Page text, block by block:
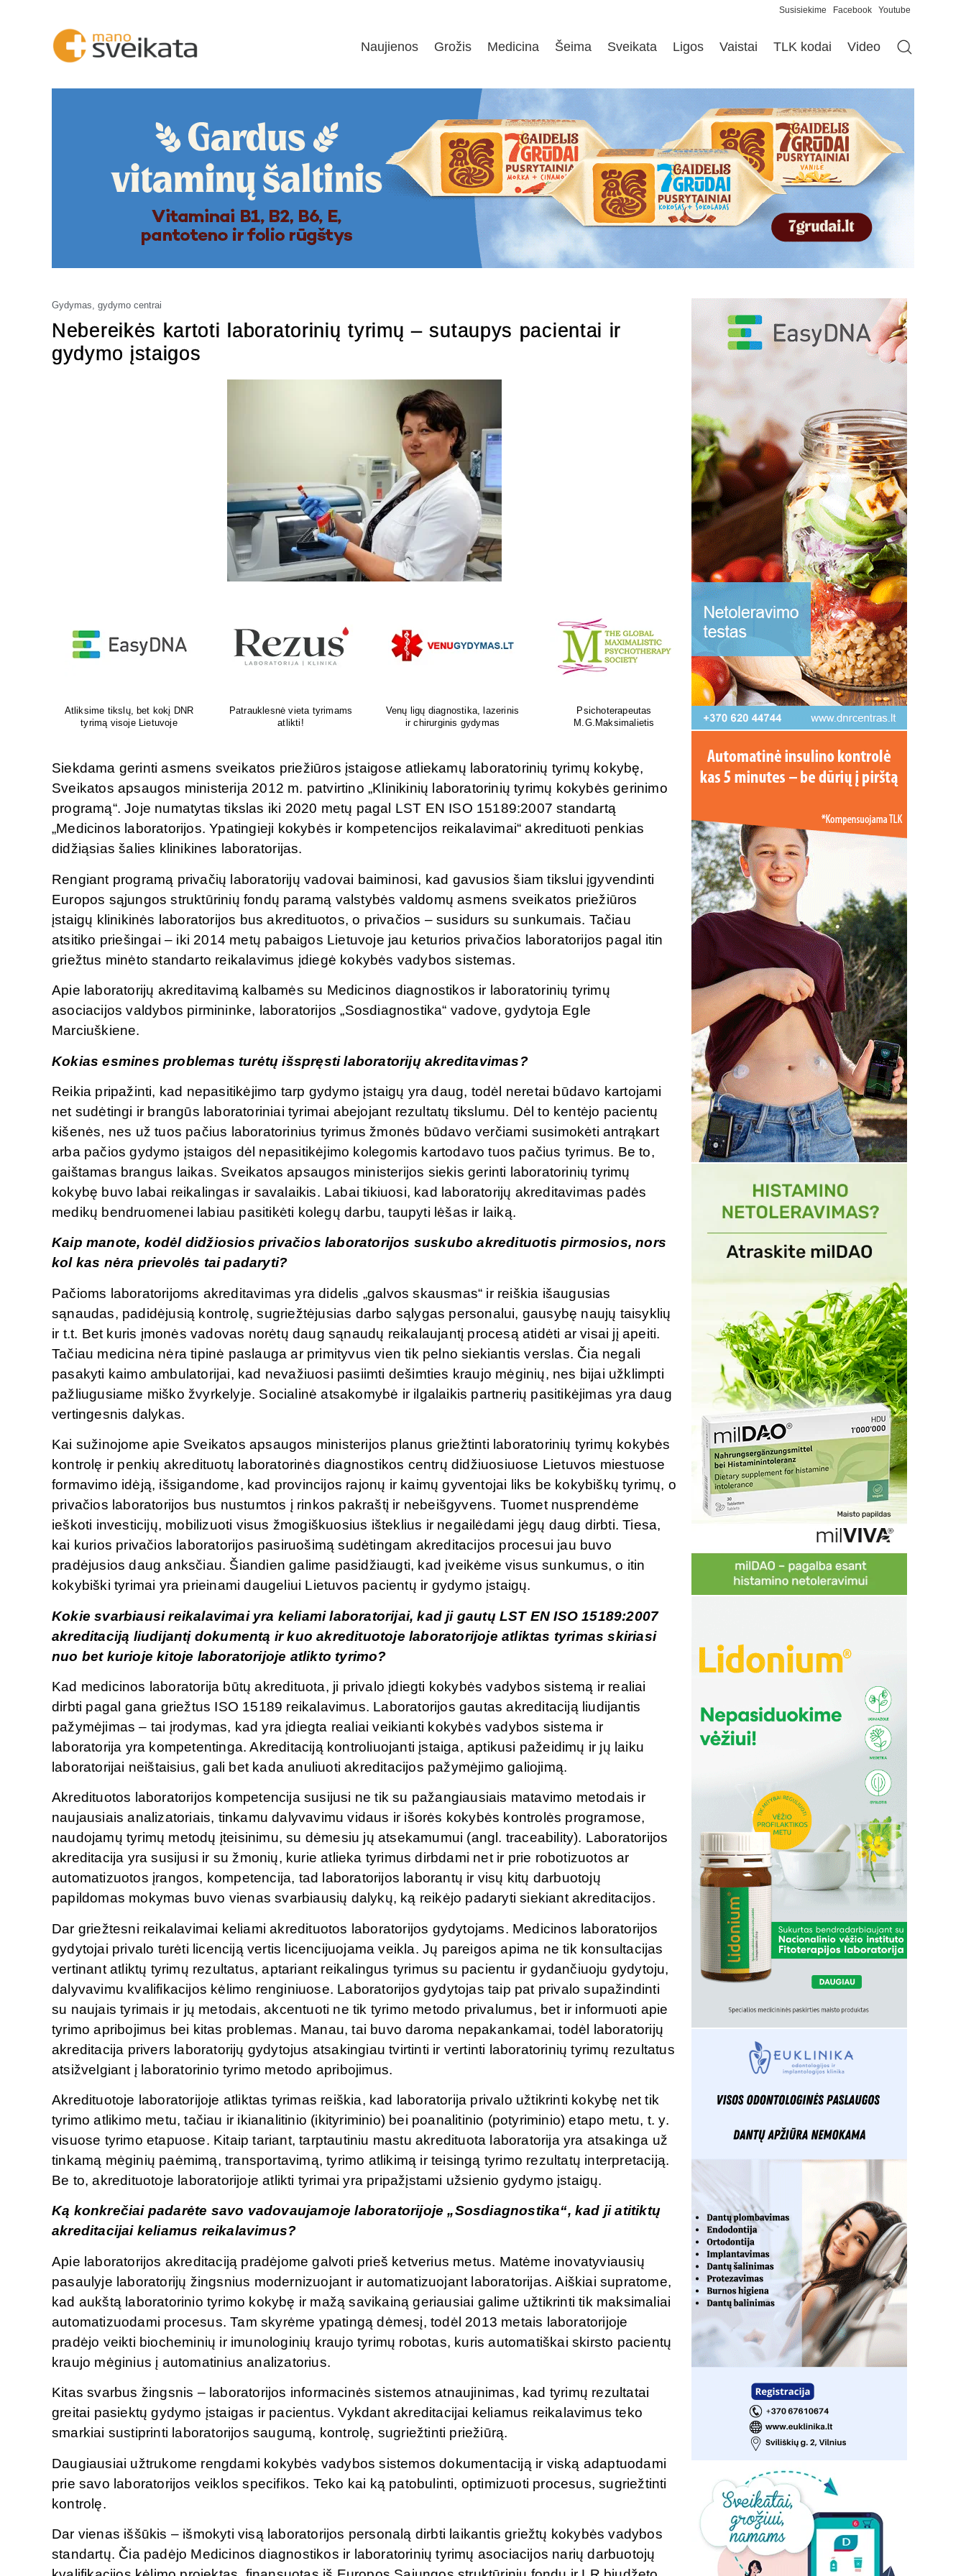
Susisiekime Facebook Youtube
Naujienos Grožis Medicina Šeima Sveikata Ligos Vaistai TLK kodai Video
Gydymas, gydymo centrai
Nebereikės kartoti laboratorinių tyrimų – sutaupys pacientai ir
gydymo įstaigos
Venų ligų diagnostika, lazerinis
ir chirurginis gydymas
Psichoterapeutas
M.G.Maksimalietis
Ortopedijos priemonių gamyba ir
individualus pritaikymas
Atliksime tikslų, bet kokį DNR
tyrimą visoje Lietuvoje
atlikti!
Siekdama gerinti asmens sveikatos priežiūros įstaigose atliekamų laboratorinių tyrimų kokybę,
Sveikatos apsaugos ministerija 2012 m. patvirtino „Klinikinių laboratorinių tyrimų kokybės gerinimo
programą“. Joje numatytas tikslas iki 2020 metų pagal LST EN ISO 15189:2007 standartą
„Medicinos laboratorijos. Ypatingieji kokybės ir kompetencijos reikalavimai“ akredituoti penkias
didžiąsias šalies klinikines laboratorijas.
Rengiant programą privačių laboratorijų vadovai baiminosi, kad gavusios šiam tikslui įgyvendinti
Europos sąjungos struktūrinių fondų paramą valstybės valdomų asmens sveikatos priežiūros
įstaigų klinikinės laboratorijos bus akredituotos, o privačios – susidurs su sunkumais. Tačiau
atsitiko priešingai – iki 2014 metų pabaigos Lietuvoje jau keturios privačios laboratorijos pagal itin
griežtus minėto standarto reikalavimus įdiegė kokybės vadybos sistemas.
Apie laboratorijų akreditavimą kalbamės su Medicinos diagnostikos ir laboratorinių tyrimų
asociacijos valdybos pirmininke, laboratorijos „Sosdiagnostika“ vadove, gydytoja Egle
Marciuškiene.
Kokias esmines problemas turėtų išspręsti laboratorijų akreditavimas?
Reikia pripažinti, kad nepasitikėjimo tarp gydymo įstaigų yra daug, todėl neretai būdavo kartojami
net sudėtingi ir brangūs laboratoriniai tyrimai abejojant rezultatų tikslumu. Dėl to kentėjo pacientų
kišenės, nes už tuos pačius laboratorinius tyrimus žmonės būdavo verčiami susimokėti antrąkart
arba pačios gydymo įstaigos dėl nepasitikėjimo kolegomis kartodavo tuos pačius tyrimus. Be to,
gaištamas brangus laikas. Sveikatos apsaugos ministerijos siekis gerinti laboratorinių tyrimų
kokybę buvo labai reikalingas ir savalaikis. Labai tikiuosi, kad laboratorijų akreditavimas padės
medikų bendruomenei labiau pasitikėti kolegų darbu, taupyti lėšas ir laiką.
Kaip manote, kodėl didžiosios privačios laboratorijos suskubo akredituotis pirmosios, nors
kol kas nėra prievolės tai padaryti?
Pačioms laboratorijoms akreditavimas yra didelis „galvos skausmas“ ir reiškia išaugusias
sąnaudas, padidėjusią kontrolę, sugriežtėjusias darbo sąlygas personalui, gausybę naujų taisyklių
ir t.t. Bet kuris įmonės vadovas norėtų daug sąnaudų reikalaujantį procesą atidėti ar visai jį apeiti.
Tačiau medicina nėra tipinė paslauga ar primityvus vien tik pelno siekiantis verslas. Čia negali
pasakyti kaimo ambulatorijai, kad nevažiuosi pasiimti dešimties kraujo mėginių, nes bijai užklimpti
pažliugusiame miško žvyrkelyje. Socialinė atsakomybė ir ilgalaikis partnerių pasitikėjimas yra daug
vertingesnis dalykas.
Kai sužinojome apie Sveikatos apsaugos ministerijos planus griežtinti laboratorinių tyrimų kokybės
kontrolę ir penkių akredituotų laboratorinės diagnostikos centrų didžiuosiuose Lietuvos miestuose
formavimo idėją, išsigandome, kad provincijos rajonų ir kaimų gyventojai liks be kokybiškų tyrimų, o
privačios laboratorijos bus nustumtos į rinkos pakraštį ir nebeišgyvens. Tuomet nusprendėme
ieškoti investicijų, mobilizuoti visus žmogiškuosius išteklius ir negailėdami jėgų daug dirbti. Tiesa,
kai kurios privačios laboratorijos pasiruošimą sudėtingam akreditacijos procesui jau buvo
pradėjusios daug anksčiau. Šiandien galime pasidžiaugti, kad įveikėme visus sunkumus, o itin
kokybiški tyrimai yra prieinami daugeliui Lietuvos pacientų ir gydymo įstaigų.
Kokie svarbiausi reikalavimai yra keliami laboratorijai, kad ji gautų LST EN ISO 15189:2007
akreditaciją liudijantį dokumentą ir kuo akredituotoje laboratorijoje atliktas tyrimas skiriasi
nuo bet kurioje kitoje laboratorijoje atlikto tyrimo?
Kad medicinos laboratorija būtų akredituota, ji privalo įdiegti kokybės vadybos sistemą ir realiai
dirbti pagal gana griežtus ISO 15189 reikalavimus. Laboratorijos gautas akreditaciją liudijantis
pažymėjimas – tai įrodymas, kad yra įdiegta realiai veikianti kokybės vadybos sistema ir
laboratorija yra kompetentinga. Akreditaciją kontroliuojanti įstaiga, aptikusi pažeidimų ir jų laiku
laboratorijai neištaisius, gali bet kada anuliuoti akreditacijos pažymėjimo galiojimą.
Akredituotos laboratorijos kompetencija susijusi ne tik su pažangiausiais matavimo metodais ir
naujausiais analizatoriais, tinkamu dalyvavimu vidaus ir išorės kokybės kontrolės programose,
naudojamų tyrimų metodų įteisinimu, su dėmesiu jų atsekamumui (angl. traceability). Laboratorijos
akreditacija yra susijusi ir su žmonių, kurie atlieka tyrimus dirbdami net ir prie robotizuotos ar
automatizuotos įrangos, kompetencija, tad laboratorijos laborantų ir visų kitų darbuotojų
papildomas mokymas buvo vienas svarbiausių dalykų, ką reikėjo padaryti siekiant akreditacijos.
Dar griežtesni reikalavimai keliami akredituotos laboratorijos gydytojams. Medicinos laboratorijos
gydytojai privalo turėti licenciją vertis licencijuojama veikla. Jų pareigos apima ne tik konsultacijas
vertinant atliktų tyrimų rezultatus, aptariant reikalingus tyrimus su pacientu ir gydančiuoju gydytoju,
dalyvavimu kvalifikacijos kėlimo renginiuose. Laboratorijos gydytojas taip pat privalo supažindinti
su naujais tyrimais ir jų metodais, akcentuoti ne tik tyrimo metodo privalumus, bet ir informuoti apie
tyrimo apribojimus bei kitas problemas. Manau, tai buvo daroma nepakankamai, todėl laboratorijų
akreditacija privers laboratorijų gydytojus atsakingiau tvirtinti ir vertinti laboratorinių tyrimų rezultatus
atsižvelgiant į laboratorinio tyrimo metodo apribojimus.
Akredituotoje laboratorijoje atliktas tyrimas reiškia, kad laboratorija privalo užtikrinti kokybę net tik
tyrimo atlikimo metu, tačiau ir ikianalitinio (ikityriminio) bei poanalitinio (potyriminio) etapo metu, t. y.
visuose tyrimo etapuose. Kitaip tariant, tarptautiniu mastu akredituota laboratorija yra atsakinga už
tinkamą mėginių paėmimą, transportavimą, tyrimo atlikimą ir teisingą tyrimo rezultatų interpretaciją.
Be to, akredituotoje laboratorijoje atlikti tyrimai yra pripažįstami užsienio gydymo įstaigų.
Ką konkrečiai padarėte savo vadovaujamoje laboratorijoje „Sosdiagnostika“, kad ji atitiktų
akreditacijai keliamus reikalavimus?
Apie laboratorijos akreditaciją pradėjome galvoti prieš ketverius metus. Matėme inovatyviausių
pasaulyje laboratorijų žingsnius modernizuojant ir automatizuojant laboratorijas. Aiškiai supratome,
kad aukštą laboratorinio tyrimo kokybę ir mažą savikainą geriausiai galime užtikrinti tik maksimaliai
automatizuodami procesus. Tam skyrėme ypatingą dėmesį, todėl 2013 metais laboratorijoje
pradėjo veikti biocheminių ir imunologinių kraujo tyrimų robotas, kuris automatiškai skirsto pacientų
kraujo mėginius į automatinius analizatorius.
Kitas svarbus žingsnis – laboratorijos informacinės sistemos atnaujinimas, kad tyrimų rezultatai
greitai pasiektų gydymo įstaigas ir pacientus. Vykdant akreditacijai keliamus reikalavimus teko
smarkiai sustiprinti laboratorijos saugumą, kontrolę, sugriežtinti priežiūrą.
Daugiausiai užtrukome rengdami kokybės vadybos sistemos dokumentaciją ir viską adaptuodami
prie savo laboratorijos veiklos specifikos. Teko kai ką patobulinti, optimizuoti procesus, sugriežtinti
kontrolę.
Dar vienas iššūkis – išmokyti visą laboratorijos personalą dirbti laikantis griežtų kokybės vadybos
standartų. Čia padėjo Medicinos diagnostikos ir laboratorinių tyrimų asociacijos narių darbuotojų